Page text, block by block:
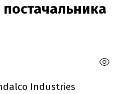
постачальника
Industries